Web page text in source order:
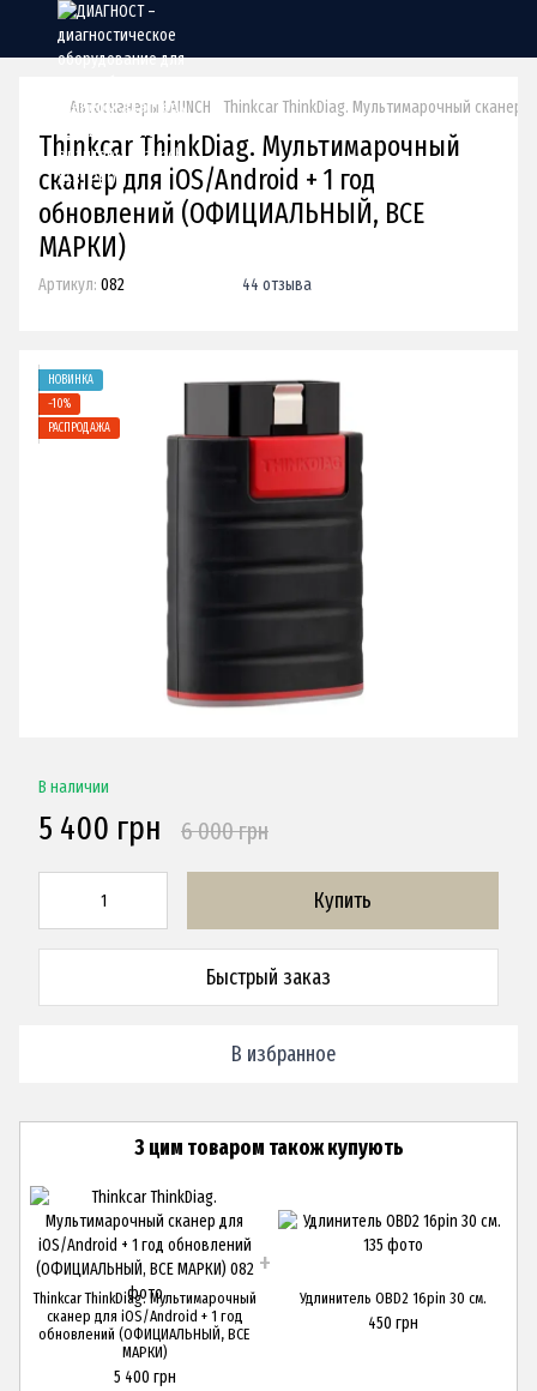
Автосканеры LAUNCH Thinkcar ThinkDiag. Мультимарочный
Thinkcar ThinkDiag. Мультимарочный
сканер для iOS/Android + 1 год
обновлений (ОФИЦИАЛЬНЫЙ, ВСЕ
МАРКИ)
Артикул: 082 44 отзыва
НОВИНКА
−10%
РАСПРОДАЖА
В наличии
5 400 грн 6 000 грн
Купить
Быстрый заказ
В избранное
З цим товаром також купують
Thinkcar ThinkDiag. Мультимарочный
сканер для iOS/Android + 1 год
обновлений (ОФИЦИАЛЬНЫЙ, ВСЕ
МАРКИ)
5 400 грн
Удлинитель OBD2 16pin 30 см.
450 грн